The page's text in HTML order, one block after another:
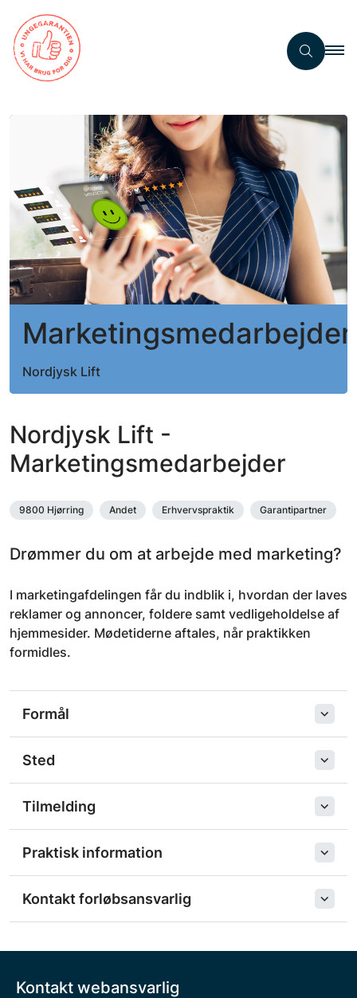
Marketingsmedarbejder
Nordjysk Lift
Nordjysk Lift -
Marketingsmedarbejder
9800 Hjørring Andet Erhvervspraktik Garantipartner
Drømmer du om at arbejde med marketing?
I marketingafdelingen får du indblik i, hvordan der laves
reklamer og annoncer, foldere samt vedligeholdelse af
hjemmesider. Mødetiderne aftales, når praktikken
formidles.
Formål
Sted
Tilmelding
Praktisk information
Kontakt forløbsansvarlig
Kontakt webansvarlig